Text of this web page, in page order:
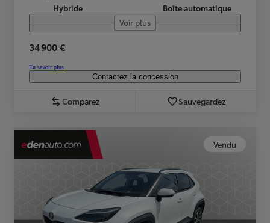
Hybride
Boîte automatique
Voir plus
34 900 €
En savoir plus
Contactez la concession
Comparez Sauvegardez
Vendu